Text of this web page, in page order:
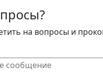
на вопросы и